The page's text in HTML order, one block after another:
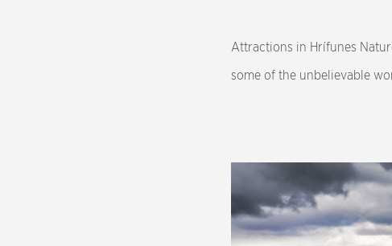
Attractions in Hrífunes
some of the unbelievable